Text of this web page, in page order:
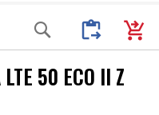
Mój
Moje
Search
LTE 50 ECO II Z